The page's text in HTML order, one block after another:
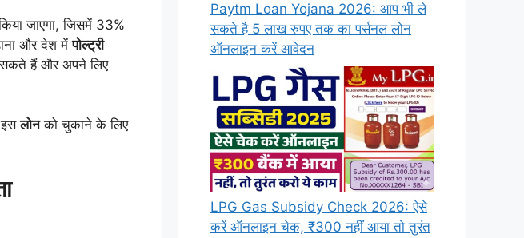
जाएगा, जिसमें 33%
और देश मेंपोल्ट्री
सकते हैं और अपने लिए
इसलोनको चुकाने के लिए
Paytm Loan Yojana 2026: आप भी ले
सकते है 5 लाख रुपए तक का पर्सनल लोन
ऑनलाइन करें आवेदन
LPG Gas Subsidy Check 2026: ऐसे
करें ऑनलाइन चेक, ₹300 नहीं आया तो तुरंत